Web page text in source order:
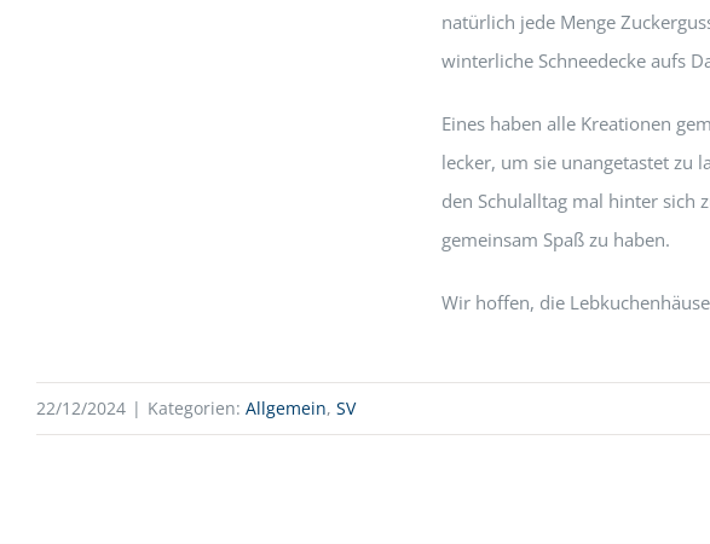
natürlich jede Menge
winterliche Schneedecke aufs
Eines haben alle Kreationen
lecker, um sie unangetastet zu
den Schulalltag mal hinter sich
gemeinsam Spaß zu haben.
Wir hoffen, die
22/12/2024 | Kategorien: Allgemein, SV